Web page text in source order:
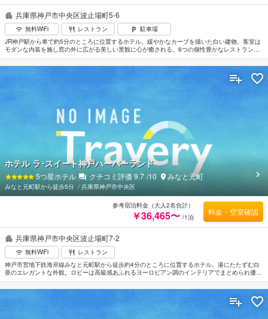
兵庫県神戸市中央区波止場町5-6
無料WiFi レストラン
駐車場
JR神戸駅から車で約5分のところに位置するホテル。緩やかなカーブを描いた白い建物。客室は
モダンな内装を施し窓の外に広がる美しい景観に心が癒される。6つの個性豊かなレストランが
ありさまざまな料理を楽しめる。神戸市立王子動物園まで約5.4km。最寄の空港は神戸空港。
兵庫県神戸市中央区波止場町7-2
無料WiFi
レストラン
神戸市営地下鉄海岸線みなと元町駅から徒歩約4分のところに位置するホテル。港にたたずむ白
亜のエレガントな外観。ロビーは高級感あふれるヨーロピアン調のインテリアでまとめられ優雅
な雰囲気がただよっている。全室オーシャンビューの客室はゆったりとした造りに南フランスの
邸宅を思わせるような落ち着きのある優美なインテリア。スパメニューの内容が充実したリラク
ホテル ラ･スイート神戸ハーバーランド
5つ星ホテル クチコミ評価9.7 /10 みなと元町
みなと元町駅から徒歩5分 ⁄兵庫県神戸市中央区
参考宿泊料金（大人2名合計）
￥36,465〜 /1泊
料金・空室確認